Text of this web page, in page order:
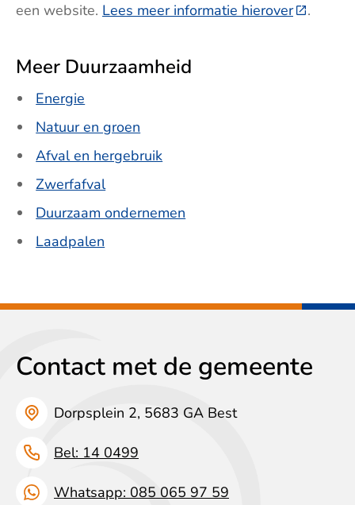
een website. Lees meer informatie hierover(Deze
.
Meer Duurzaamheid
Energie
Natuur en groen
Afval en hergebruik
Zwerfafval
Duurzaam ondernemen
Laadpalen
Contact met de gemeente
Dorpsplein 2, 5683 GA Best
Bel: 14 0499
Whatsapp: 085 065 97 59